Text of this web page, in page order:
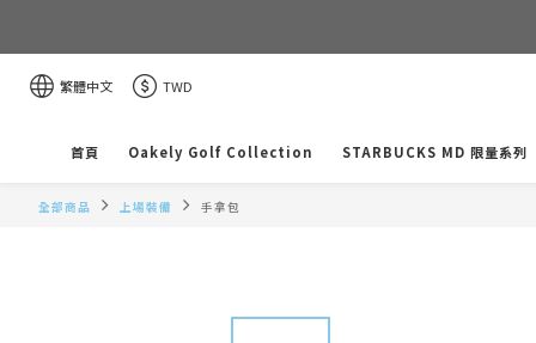
繁體中文 TWD
首頁 Oakely Golf Collection STARBUCKS MD 限量系列
全部商品 上場裝備 手拿包